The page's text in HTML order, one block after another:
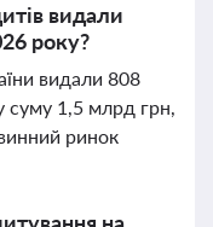
видали
року?
видали 808
суму 1,5 млрд грн,
ринок